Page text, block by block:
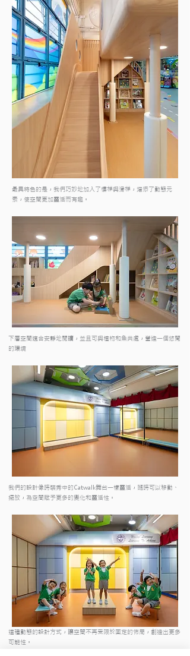
最具特色的是，我們巧妙地加入了樓梯與滑梯，增添了動態元
素，使空間更加靈活而有趣。
下層空間適合安靜地閱讀，並且可與植物和魚共處，營造一個悠閒
的環境
我們的設計像時裝秀中的Catwalk舞台一樣靈活，隨時可以移動、
擺放，為空間賦予更多的變化和靈活性。
這種動態的設計方式，讓空間不再受限於固定的佈局，創造出更多
可能性。